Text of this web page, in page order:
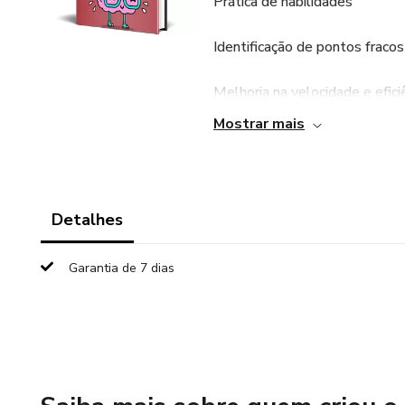
Identificação de pontos fracos
Melhoria na velocidade e
Mostrar mais
Detalhes
Garantia de 7 dias